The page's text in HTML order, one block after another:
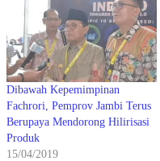
Dibawah Kepemimpinan
Fachrori, Pemprov Jambi Terus
Berupaya Mendorong Hilirisasi
Produk
15/04/2019